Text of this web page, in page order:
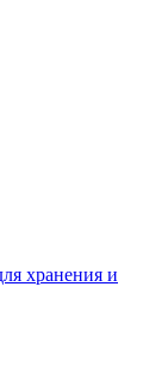
хранения и